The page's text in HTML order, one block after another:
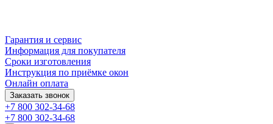
Гарантия и сервис
Информация для покупателя
Сроки изготовления
Инструкция по приёмке окон
Онлайн оплата
Заказать звонок
+7 800 302-34-68
+7 800 302-34-68